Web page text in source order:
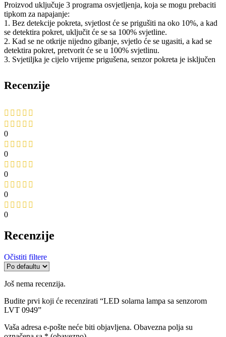
Proizvod uključuje 3 programa osvjetljenja, koja se mogu prebaciti
tipkom za napajanje:
1. Bez detekcije pokreta, svjetlost će se prigušiti na oko 10%, a kad
se detektira pokret, uključit će se sa 100% svjetline.
2. Kad se ne otkrije nijedno gibanje, svjetlo će se ugasiti, a kad se
detektira pokret, pretvorit će se u 100% svjetlinu.
3. Svjetiljka je cijelo vrijeme prigušena, senzor pokreta je isključen
Recenzije
0
0
0
0
0
Recenzije
Očistiti filtere
Još nema recenzija.
Budite prvi koji će recenzirati “LED solarna lampa sa senzorom
LVT 0949”
Vaša adresa e-pošte neće biti objavljena. Obavezna polja su